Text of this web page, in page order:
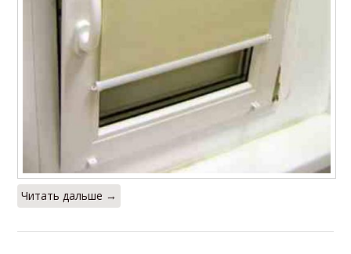
Читать дальше →